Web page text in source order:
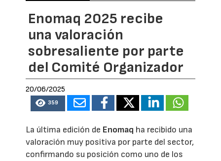
Enomaq 2025 recibe
una valoración
sobresaliente por parte
del Comité Organizador
20/06/2025
359
La última edición de Enomaq ha recibido una
valoración muy positiva por parte del sector,
confirmando su posición como uno de los